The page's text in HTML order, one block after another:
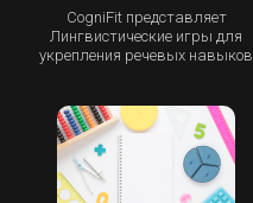
CogniFit представляет
Лингвистические игры для
укрепления речевых навыков